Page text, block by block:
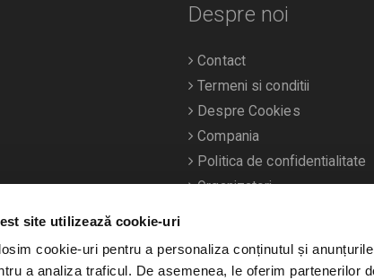
site utilizează cookie-uri
cookie-uri pentru a personaliza conținutul și
a analiza traficul. De asemenea, le oferim partenerilor
Despre noi
Contact
Termeni si conditii
Despre Cookies
Compania
Politica de confidentialitate
Organizatori